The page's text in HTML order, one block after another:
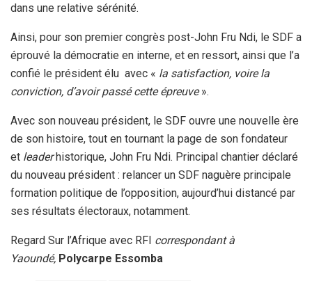
dans une relative sérénité.
Ainsi, pour son premier congrès post-John Fru Ndi, le SDF a
éprouvé la démocratie en interne, et en ressort, ainsi que l’a
confié le président élu avec « la satisfaction, voire la
conviction, d’avoir passé cette épreuve».
Avec son nouveau président, le SDF ouvre une nouvelle ère
de son histoire, tout en tournant la page de son fondateur
et leaderhistorique, John Fru Ndi. Principal chantier déclaré
du nouveau président : relancer un SDF naguère principale
formation politique de l’opposition, aujourd’hui distancé par
ses résultats électoraux, notamment.
Regard Sur l’Afrique avec RFI correspondant à
Yaoundé, Polycarpe Essomba